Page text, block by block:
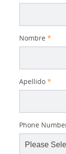
Nombre *
Apellido *
Phone